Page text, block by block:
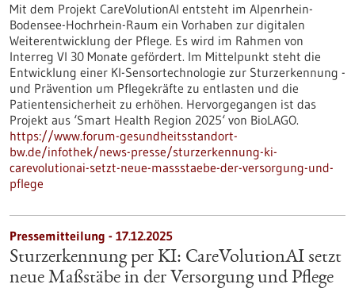
Mit dem Projekt CareVolutionAI entsteht im Alpenrhein-
Bodensee-Hochrhein-Raum ein Vorhaben zur digitalen
Weiterentwicklung der Pflege. Es wird im Rahmen von
Interreg VI 30 Monate gefördert. Im Mittelpunkt steht die
Entwicklung einer KI-Sensortechnologie zur Sturzerkennung -
und Prävention um Pflegekräfte zu entlasten und die
Patientensicherheit zu erhöhen. Hervorgegangen ist das
Projekt aus ‘Smart Health Region 2025‘ von BioLAGO.
https://www.forum-gesundheitsstandort-
bw.de/infothek/news-presse/sturzerkennung-ki-
carevolutionai-setzt-neue-massstaebe-der-versorgung-und-
pflege
Pressemitteilung - 17.12.2025
Sturzerkennung per KI: CareVolutionAI setzt
neue Maßstäbe in der Versorgung und Pflege